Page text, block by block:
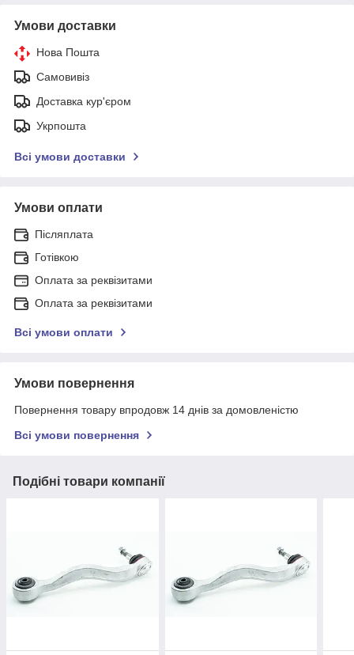
Умови доставки
Нова Пошта
Самовивіз
Доставка кур'єром
Укрпошта
Всі умови доставки
Умови оплати
Післяплата
Готівкою
Оплата за реквізитами
Оплата за реквізитами
Всі умови оплати
Умови повернення
Повернення товару впродовж 14 днів за домовленістю
Всі умови повернення
Подібні товари компанії